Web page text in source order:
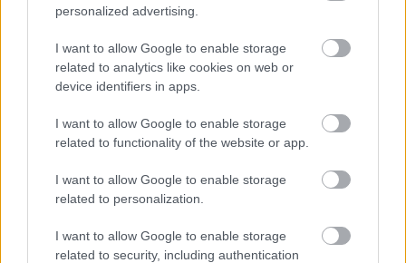
personalized advertising.
I want to allow Google to enable storage
related to analytics like cookies on web or
device identifiers in apps.
I want to allow Google to enable storage
related to functionality of the website or app.
I want to allow Google to enable storage
related to personalization.
I want to allow Google to enable storage
related to security, including authentication
περιβάλλον, η αυτοδιάθεση του γυναικείου
σώματος, η μητρότητα, οι οικογενειακές σχέσεις-
είναι σημαντικά και μας αφορούν πολύ, γι’ αυτό και
είναι στον πυρήνα της θεματικής μας.